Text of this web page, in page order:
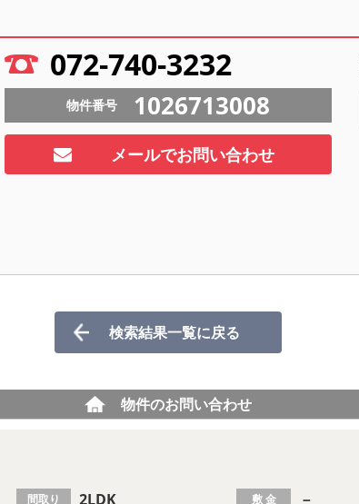
072-740-3232
物件番号 1026713008
メールでお問い合わせ
検索結果一覧に戻る
物件のお問い合わせ
間取り 2LDK 敷 金 －